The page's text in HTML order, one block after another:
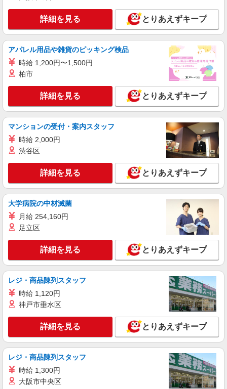
詳細を見る とりあえずキープ
アパレル用品や雑貨のピッキング検品
時給 1,200円〜1,500円
柏市
詳細を見る とりあえずキープ
マンションの受付・案内スタッフ
時給 2,000円
渋谷区
詳細を見る とりあえずキープ
大学病院の中材滅菌
月給 254,160円
足立区
詳細を見る とりあえずキープ
レジ・商品陳列スタッフ
時給 1,120円
神戸市垂水区
詳細を見る とりあえずキープ
レジ・商品陳列スタッフ
時給 1,300円
大阪市中央区